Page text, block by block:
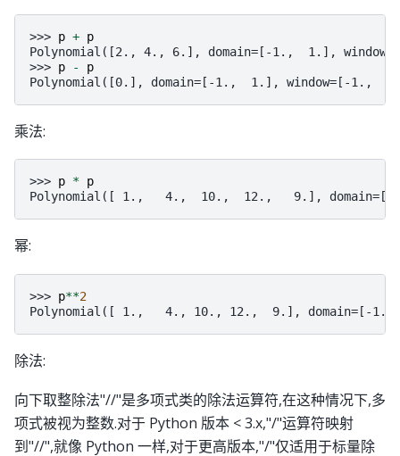
>>> p + p
Polynomial([2., 4., 6.], domain=[-1.,  1.],
>>> p -
p
Polynomial([0.], domain=[-1.,  1.], window=[-1.,
乘法:
>>> p * p
Polynomial([ 1.,   4.,  10.,  12.,   9.],
幂:
>>> p**2
Polynomial([ 1.,   4., 10., 12.,  9.], domain=[-
除法:
向下取整除法"//"是多项式类的除法运算符,在这种情况下,多
项式被视为整数.对于 Python 版本 < 3.x,"/"运算符映射
到"//",就像 Python 一样,对于更高版本,"/"仅适用于标量除